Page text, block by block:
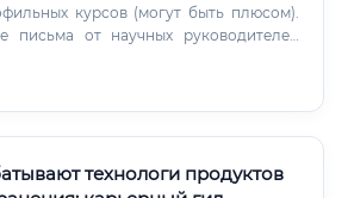
курсов (могут быть плюсом).
письма от научных руководителей
технологи продуктов